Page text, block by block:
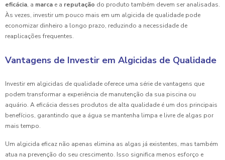
eficácia, a marca e a reputação do produto também devem ser analisadas.
Às vezes, investir um pouco mais em um algicida de qualidade pode
economizar dinheiro a longo prazo, reduzindo a necessidade de
reaplicações frequentes.
Vantagens de Investir em Algicidas de Qualidade
Investir em algicidas de qualidade oferece uma série de vantagens que
podem transformar a experiência de manutenção da sua piscina ou
aquário. A eficácia desses produtos de alta qualidade é um dos principais
benefícios, garantindo que a água se mantenha limpa e livre de algas por
mais tempo.
Um algicida eficaz não apenas elimina as algas já existentes, mas também
atua na prevenção do seu crescimento. Isso significa menos esforço e